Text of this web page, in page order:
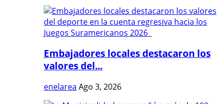
Embajadores locales destacaron los
valores del...
enelarea Ago 3, 2026